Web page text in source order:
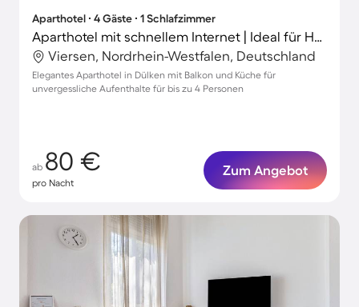
Aparthotel ∙ 4 Gäste ∙ 1 Schlafzimmer
Aparthotel mit schnellem Internet | Ideal für Homeoffice
Viersen, Nordrhein-Westfalen, Deutschland
Elegantes Aparthotel in Dülken mit Balkon und Küche für
unvergessliche Aufenthalte für bis zu 4 Personen
ab 80 €
pro Nacht
Zum Angebot